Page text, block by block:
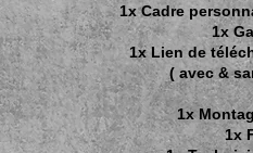
1x Cadre
1x
1x Lien de
( avec &
1x
1x